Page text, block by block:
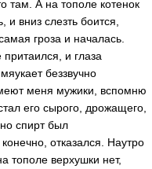
там. А на тополе котенок
и вниз слезть боится,
гроза и началась.
и глаза
беззвучно
меня мужики, вспомню
его сырого, дрожащего,
спирт был
отказался. Наутро
тополе верхушки нет,